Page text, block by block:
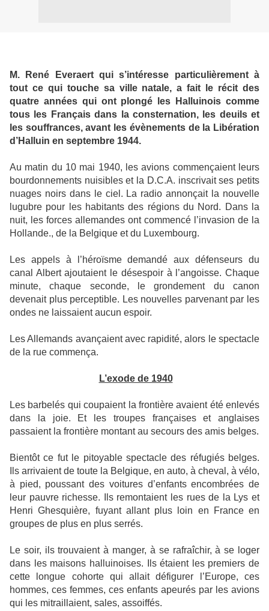
M. René Everaert qui s’intéresse particulièrement à
tout ce qui touche sa ville natale, afait le récit des
quatre années qui ont plongé les Halluinois comme
tous les Français dans la consternation, les deuils et
les souffrances, avant les évènements de la Libération
d’Halluin en septembre 1944.
Au matin du 10 mai 1940, les avions commençaient leurs
bourdonnements nuisibles et la D.C.A. inscrivait ses petits
nuages noirs dans le ciel. La radio annonçait la nouvelle
lugubre pour les habitants des régions du Nord. Dans la
nuit, les forces allemandes ont commencé l’invasion de la
Hollande., de la Belgique et du Luxembourg.
Les appels à l’héroïsme demandé aux défenseurs du
canal Albert ajoutaient le désespoir à l’angoisse. Chaque
minute, chaque seconde, le grondement du canon
devenait plus perceptible. Les nouvelles parvenant par les
ondes ne laissaient aucun espoir.
Les Allemands avançaient avec rapidité, alors le spectacle
de la rue commença.
L’exode de 1940
Les barbelés qui coupaient la frontière avaient été enlevés
dans la joie. Et les troupes françaises et anglaises
passaient la frontière montant au secours des amis belges.
Bientôt ce fut le pitoyable spectacle des réfugiés belges.
Ils arrivaient de toute la Belgique, en auto, à cheval, à vélo,
à pied, poussant des voitures d’enfants encombrées de
leur pauvre richesse. Ils remontaient les rues de la Lys et
Henri Ghesquière, fuyant allant plus loin en France en
groupes de plus en plus serrés.
Le soir, ils trouvaient à manger, à se rafraîchir, à se loger
dans les maisons halluinoises. Ils étaient les premiers de
cette longue cohorte qui allait défigurer l’Europe, ces
hommes, ces femmes, ces enfants apeurés par les avions
qui les mitraillaient, sales, assoiffés.